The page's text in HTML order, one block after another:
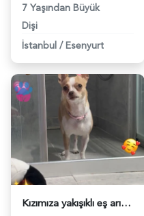
7 Yaşından Büyük
Dişi
İstanbul / Esenyurt
Kızımıza yakışıklı eş arıyoruz - 118979010